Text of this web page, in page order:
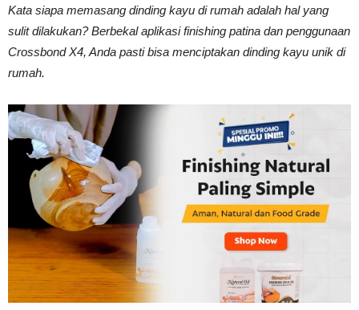
Kering,
Kuat
&
Tahan
Lama
Kata siapa memasang dinding kayu di rumah adalah hal yang
sulit dilakukan? Berbekal aplikasi finishing patina dan penggunaan
Crossbond X4, Anda pasti bisa menciptakan dinding kayu unik di
rumah.